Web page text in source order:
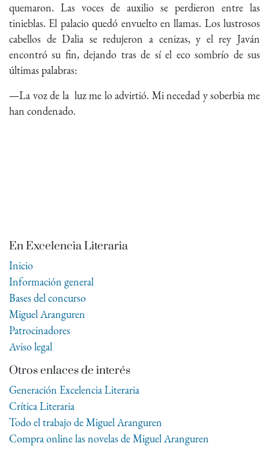
quemaron. Las voces de auxilio se perdieron entre las
tinieblas. El palacio quedó envuelto en llamas. Los lustrosos
cabellos de Dalia se redujeron a cenizas, y el rey Javán
encontró su fin, dejando tras de sí el eco sombrío de sus
últimas palabras:
—La voz de la luz me lo advirtió. Mi necedad y soberbia me
han condenado.
En Excelencia Literaria
Inicio
Información general
Bases del concurso
Miguel Aranguren
Patrocinadores
Aviso legal
Otros enlaces de interés
Generación Excelencia Literaria
Crítica Literaria
Todo el trabajo de Miguel Aranguren
Compra online las novelas de Miguel Aranguren